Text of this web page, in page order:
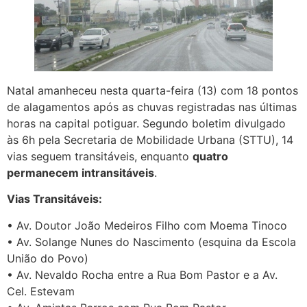
Natal amanheceu nesta quarta-feira (13) com 18 pontos
de alagamentos após as chuvas registradas nas últimas
horas na capital potiguar. Segundo boletim divulgado
às 6h pela Secretaria de Mobilidade Urbana (STTU), 14
vias seguem transitáveis, enquanto quatro
permanecem intransitáveis.
Vias Transitáveis:
• Av. Doutor João Medeiros Filho com Moema Tinoco
• Av. Solange Nunes do Nascimento (esquina da Escola
União do Povo)
• Av. Nevaldo Rocha entre a Rua Bom Pastor e a Av.
Cel. Estevam